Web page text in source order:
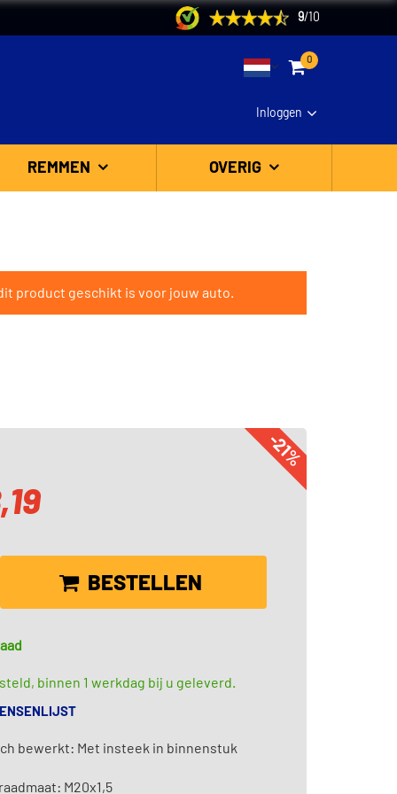
9/ 10
0
Inloggen
REMMEN OVERIG
product geschikt is voor jouw auto.
-21%
BESTELLEN
binnen 1 werkdag bij u geleverd.
bewerkt: Met insteek in binnenstuk
M20x1,5